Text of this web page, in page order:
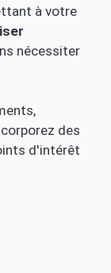
à votre
nécessiter
des
d'intérêt